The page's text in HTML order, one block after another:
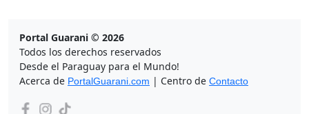
Portal Guarani © 2026
Todos los derechos reservados
Desde el Paraguay para el Mundo!
Acerca de PortalGuarani.com | Centro de Contacto